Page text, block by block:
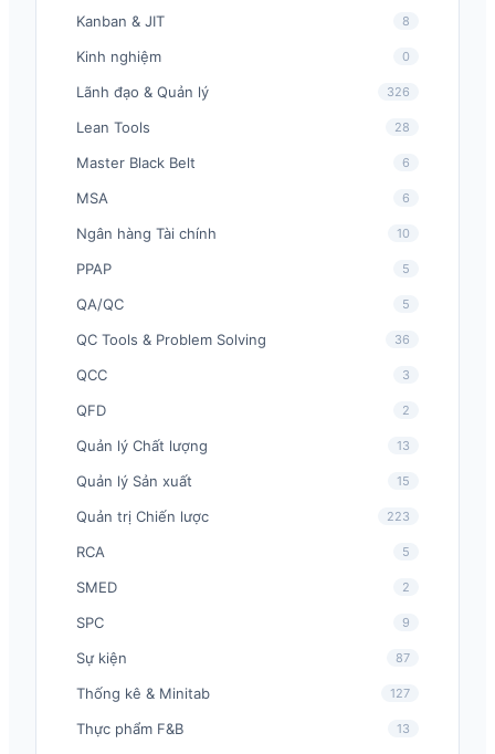
Kanban & JIT 8
Kinh nghiệm 0
Lãnh đạo & Quản lý 326
Lean Tools 28
Master Black Belt 6
MSA 6
Ngân hàng Tài chính 10
PPAP 5
QA/QC 5
QC Tools & Problem Solving 36
QCC 3
QFD 2
Quản lý Chất lượng 13
Quản lý Sản xuất 15
Quản trị Chiến lược 223
RCA 5
SMED 2
SPC 9
Sự kiện 87
Thống kê & Minitab 127
Thực phẩm F&B 13